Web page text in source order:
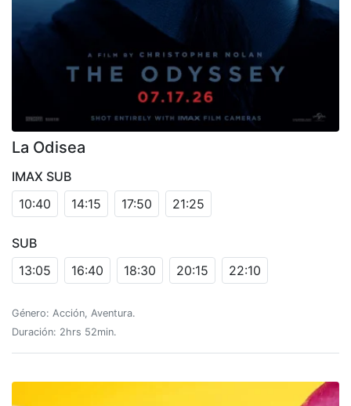
La Odisea
IMAX SUB
10:40
14:15 17:50 21:25
SUB
13:05
16:40 18:30 20:15 22:10
Género: Acción, Aventura.
Duración: 2hrs 52min.